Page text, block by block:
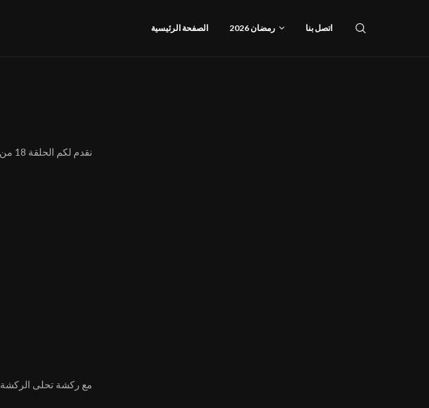
الصفحة الرئيسية رمضان 2026 اتصل بنا
نقدم لكم الحلقة 18 من مسلسل فلّوجة
مع ركشة تحلى الركشة